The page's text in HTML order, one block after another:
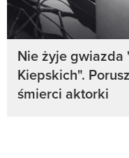
Nie żyje gwiazda
Kiepskich".
śmierci aktorki